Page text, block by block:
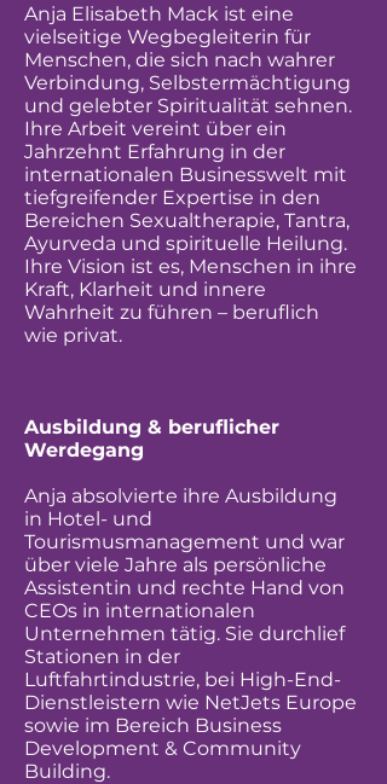
Anja Elisabeth Mack ist eine
vielseitige Wegbegleiterin für
Menschen, die sich nach wahrer
Verbindung, Selbstermächtigung
und gelebter Spiritualität sehnen.
Ihre Arbeit vereint über ein
Jahrzehnt Erfahrung in der
internationalen Businesswelt mit
tiefgreifender Expertise in den
Bereichen Sexualtherapie, Tantra,
Ayurveda und spirituelle Heilung.
Ihre Vision ist es, Menschen in ihre
Kraft, Klarheit und innere
Wahrheit zu führen – beruflich
wie privat.
Ausbildung & beruflicher
Werdegang
Anja absolvierte ihre Ausbildung
in Hotel- und
Tourismusmanagement und war
über viele Jahre als persönliche
Assistentin und rechte Hand von
CEOs in internationalen
Unternehmen tätig. Sie durchlief
Stationen in der
Luftfahrtindustrie, bei High-End-
Dienstleistern wie NetJets Europe
sowie im Bereich Business
Development & Community
Building.